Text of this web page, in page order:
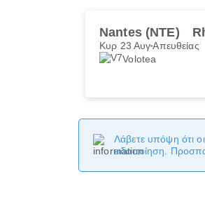
Nantes (NTE)
Κυρ 23 ΑυγΑπευθείας
Volotea
Λάβετε υπόψη ότι
ειδοποίηση.